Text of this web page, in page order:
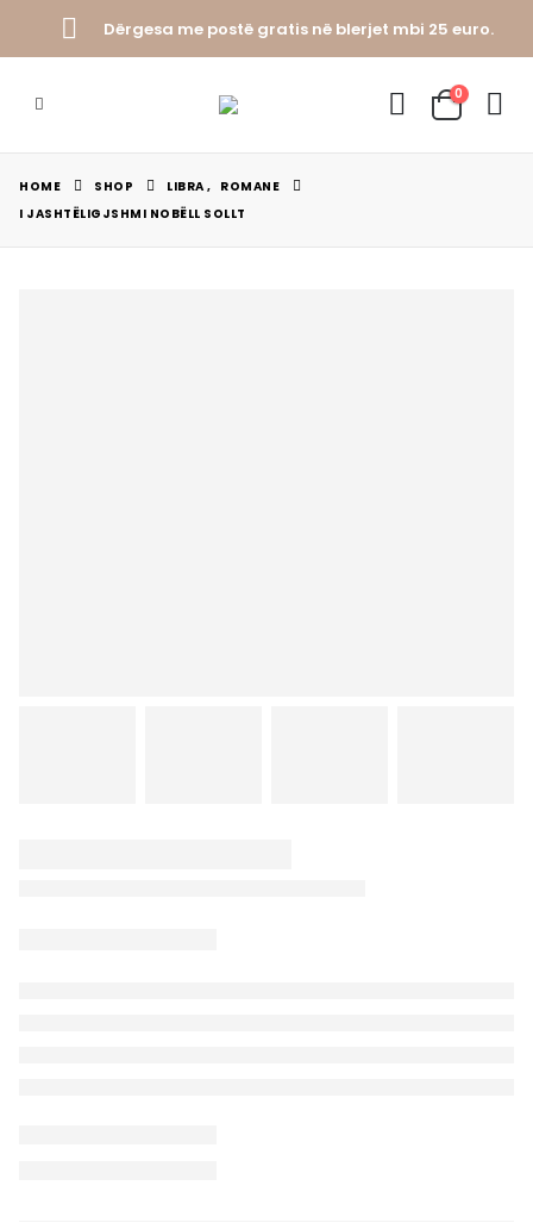
Dërgesa me postë gratis në blerjet mbi 25 euro.
0
HOME SHOP LIBRA , ROMANE
I JASHTËLIGJSHMI NOBËLL SOLLT